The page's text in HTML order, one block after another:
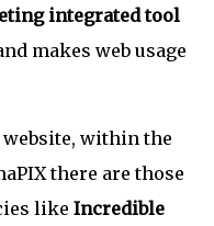
integrated tool
makes web usage
website, within the
there are those
like Incredible